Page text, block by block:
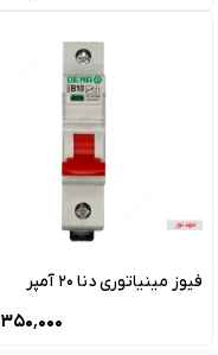
فیوز مینیاتوری دنا 20 آمپر
۳۵۰٬۰۰۰